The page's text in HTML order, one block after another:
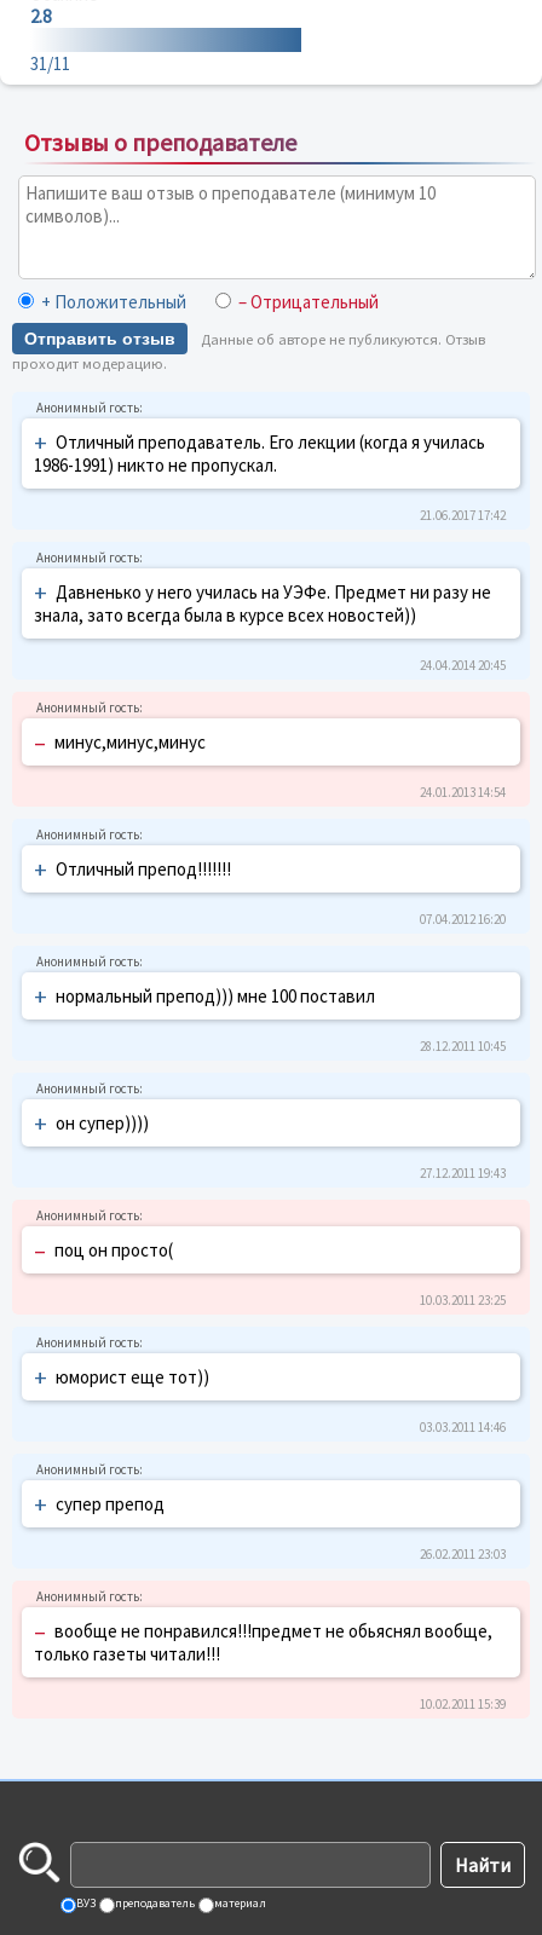
2.8
31/11
Отзывы о преподавателе
+ Положительный – Отрицательный
Отправить отзыв
Данные об авторе не публикуются. Отзыв
проходит модерацию.
+ Отличный преподаватель. Его лекции (когда я училась
1986-1991) никто не пропускал.
21.06.2017 17:42
+ Давненько у него училась на УЭФе. Предмет ни разу не
знала, зато всегда была в курсе всех новостей))
24.04.2014 20:45
– минус,минус,минус
24.01.2013 14:54
+ Отличный препод!!!!!!!
07.04.2012 16:20
+ нормальный препод))) мне 100 поставил
28.12.2011 10:45
+ он супер))))
27.12.2011 19:43
– поц он просто(
10.03.2011 23:25
+ юморист еще тот))
03.03.2011 14:46
+ супер препод
26.02.2011 23:03
– вообще не понравился!!!предмет не обьяснял вообще,
только газеты читали!!!
10.02.2011 15:39
ВУЗ преподаватель материал